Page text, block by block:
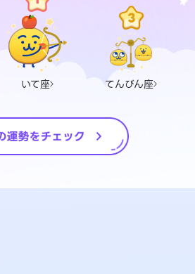
いて座 てんびん座